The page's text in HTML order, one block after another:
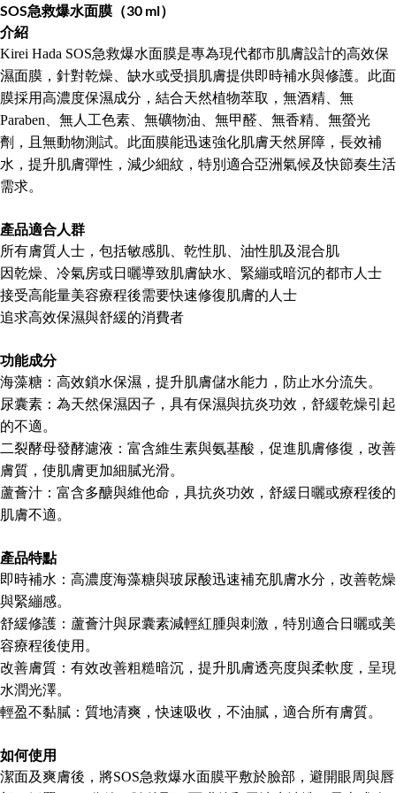
SOS急救爆水面膜（30 ml）
介紹
Kirei Hada SOS急救爆水面膜是專為現代都市肌膚設計的高效保
濕面膜，針對乾燥、缺水或受損肌膚提供即時補水與修護。此面
膜採用高濃度保濕成分，結合天然植物萃取，無酒精、無
Paraben、無人工色素、無礦物油、無甲醛、無香精、無螢光
劑，且無動物測試。此面膜能迅速強化肌膚天然屏障，長效補
水，提升肌膚彈性，減少細紋，特別適合亞洲氣候及快節奏生活
需求。
產品適合人群
所有膚質人士，包括敏感肌、乾性肌、油性肌及混合肌
因乾燥、冷氣房或日曬導致肌膚缺水、緊繃或暗沉的都市人士
接受高能量美容療程後需要快速修復肌膚的人士
追求高效保濕與舒緩的消費者
功能成分
海藻糖：高效鎖水保濕，提升肌膚儲水能力，防止水分流失。
尿囊素：為天然保濕因子，具有保濕與抗炎功效，舒緩乾燥引起
的不適。
二裂酵母發酵濾液：富含維生素與氨基酸，促進肌膚修復，改善
膚質，使肌膚更加細膩光滑。
蘆薈汁：富含多醣與維他命，具抗炎功效，舒緩日曬或療程後的
肌膚不適。
產品特點
即時補水：高濃度海藻糖與玻尿酸迅速補充肌膚水分，改善乾燥
與緊繃感。
舒緩修護：蘆薈汁與尿囊素減輕紅腫與刺激，特別適合日曬或美
容療程後使用。
改善膚質：有效改善粗糙暗沉，提升肌膚透亮度與柔軟度，呈現
水潤光澤。
輕盈不黏膩：質地清爽，快速吸收，不油膩，適合所有膚質。
如何使用
潔面及爽膚後，將SOS急救爆水面膜平敷於臉部，避開眼周與唇